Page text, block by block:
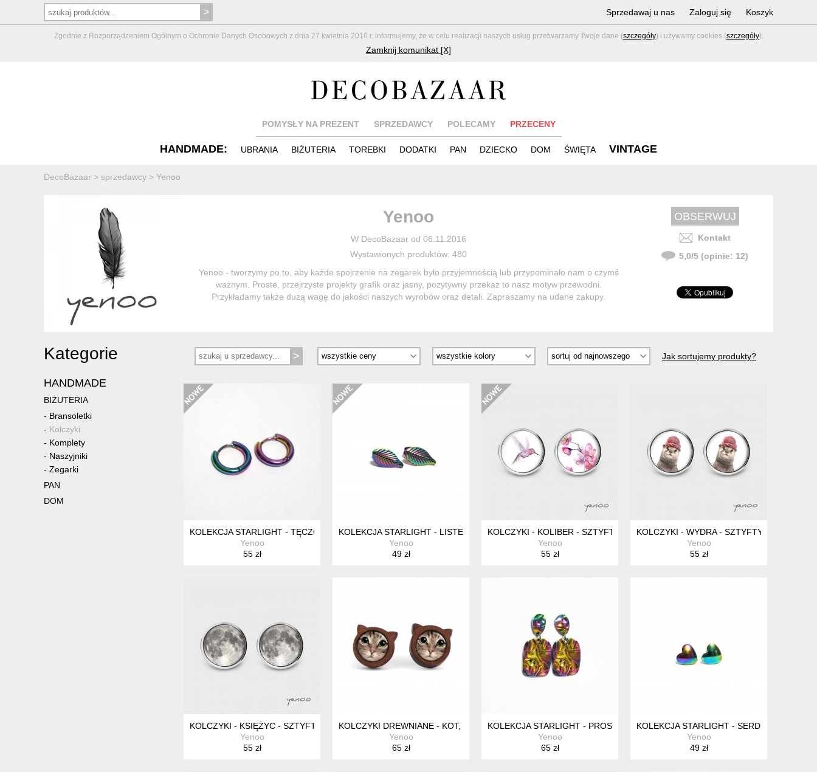
Zgodnie z Rozporządzeniem Ogólnym o Ochronie Danych Osobowych z dnia 27 kwietnia 2016 r. informujemy, że w celu realizacji naszych usług przetwarzamy Twoje dane (szczegóły) i używamy cookies (szczegóły).
Zamknij komunikat [X]
Sprzedawaj u nas Zaloguj się Koszyk
POMYSŁY NA PREZENT SPRZEDAWCY POLECAMY PRZECENY
HANDMADE: UBRANIA BIŻUTERIA TOREBKI DODATKI PAN DZIECKO DOM ŚWIĘTA VINTAGE
DecoBazaar > sprzedawcy > Yenoo
Kontakt
5,0/5 (opinie: 12)
Yenoo
W DecoBazaar od 06.11.2016
Wystawionych produktów: 480
Yenoo - tworzymy po to, aby każde spojrzenie na zegarek było przyjemnością lub przypominało nam o czymś
ważnym. Proste, przejrzyste projekty grafik oraz jasny, pozytywny przekaz to nasz motyw przewodni.
Przykładamy także dużą wagę do jakości naszych wyrobów oraz detali. Zapraszamy na udane zakupy.
Kategorie
HANDMADE
BIŻUTERIA
- Bransoletki
- Kolczyki
- Komplety
- Naszyjniki
- Zegarki
PAN
DOM
Jak sortujemy produkty?
KOLEKCJA STARLIGHT - TĘCZOWE KOŁA - STAL
Yenoo
55 zł
KOLEKCJA STARLIGHT - LISTEK MINI - STAL
Yenoo
49 zł
KOLCZYKI - KOLIBER - SZTYFTY, GRAFIKA
Yenoo
55 zł
KOLCZYKI - WYDRA - SZTYFTY, GRAFIKA
Yenoo
55 zł
KOLCZYKI - KSIĘŻYC - SZTYFTY, GRAFIKA
Yenoo
55 zł
KOLCZYKI DREWNIANE - KOT, TYGRYSEK - SZTYFTY
Yenoo
65 zł
KOLEKCJA STARLIGHT - PROSTOKĄTY WISZĄCE - STAL, SZTYFTY
Yenoo
65 zł
KOLEKCJA STARLIGHT - SERDUSZKA MINI -
Yenoo
49 zł